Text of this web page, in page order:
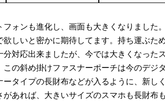
ォンも進化し、画面も大きくなりました
しいと密かに期待してます。持ち運ぶた
分対応出来ましたが、今では大きくなった
この斜め掛けファスナーポーチは今のデジ
ータイプの長財布などが入るように、新し
あれば、大きいサイズのスマホも長財布